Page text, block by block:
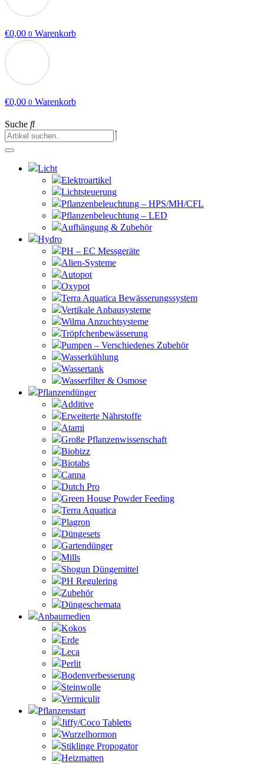
€0,00 0 Warenkorb
€0,00 0 Warenkorb
Suche
Licht
Elektroartikel
Lichtsteuerung
Pflanzenbeleuchtung – HPS/MH/CFL
Pflanzenbeleuchtung – LED
Aufhängung & Zubehör
Hydro
PH – EC Messgeräte
Alien-Systeme
Autopot
Oxypot
Terra Aquatica Bewässerungssystem
Vertikale Anbausysteme
Wilma Anzuchtsysteme
Tröpfchenbewässerung
Pumpen – Verschiedenes Zubehör
Wasserkühlung
Wassertank
Wasserfilter & Osmose
Pflanzendünger
Additive
Erweiterte Nährstoffe
Atami
Große Pflanzenwissenschaft
Biobizz
Biotabs
Canna
Dutch Pro
Green House Powder Feeding
Terra Aquatica
Plagron
Düngesets
Gartendünger
Mills
Shogun Düngemittel
PH Regulering
Zubehör
Düngeschemata
Anbaumedien
Kokos
Erde
Leca
Perlit
Bodenverbesserung
Steinwolle
Vermiculit
Pflanzenstart
Jiffy/Coco Tabletts
Wurzelhormon
Stiklinge Propogator
Heizmatten